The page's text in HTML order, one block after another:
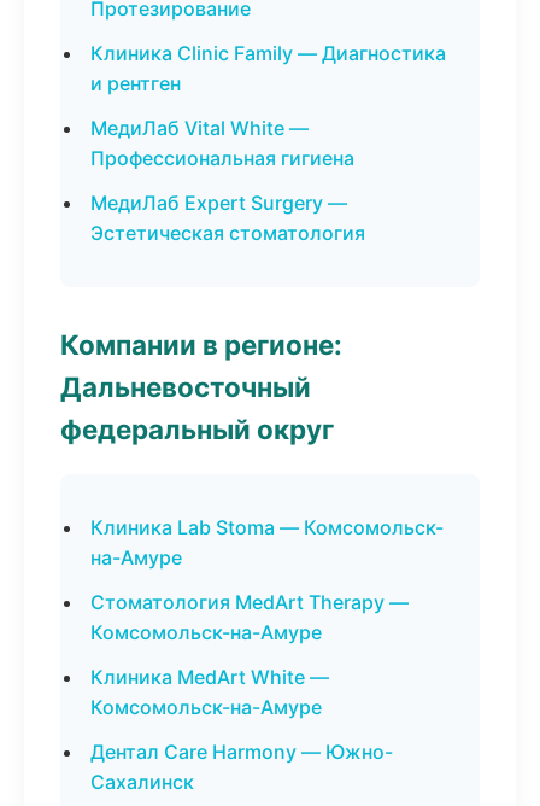
Протезирование
Клиника Clinic Family — Диагностика
и рентген
МедиЛаб Vital White —
Профессиональная гигиена
МедиЛаб Expert Surgery —
Эстетическая стоматология
Компании в регионе:
Дальневосточный
федеральный округ
Клиника Lab Stoma — Комсомольск-
на-Амуре
Стоматология MedArt Therapy —
Комсомольск-на-Амуре
Клиника MedArt White —
Комсомольск-на-Амуре
Дентал Care Harmony — Южно-
Сахалинск